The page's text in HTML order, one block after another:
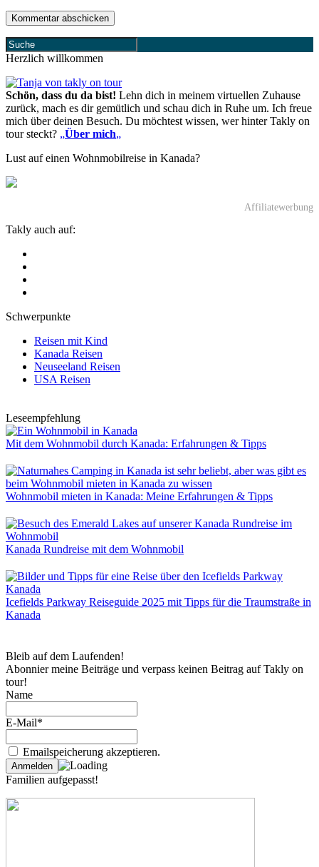
Herzlich willkommen
Schön, dass du da bist! Lehn dich in meinem virtuellen Zuhause
zurück, mach es dir gemütlich und schau dich in Ruhe um. Ich freue
mich über deinen Besuch. Du möchtest wissen, wer hinter Takly on
tour steckt? „Über mich„
Lust auf einen Wohnmobilreise in Kanada?
Affiliatewerbung
Takly auch auf:
Schwerpunkte
Reisen mit Kind
Kanada Reisen
Neuseeland Reisen
USA Reisen
Leseempfehlung
Mit dem Wohnmobil durch Kanada: Erfahrungen & Tipps
Wohnmobil mieten in Kanada: Meine Erfahrungen & Tipps
Kanada Rundreise mit dem Wohnmobil
Icefields Parkway Reiseguide 2025 mit Tipps für die Traumstraße in
Kanada
Bleib auf dem Laufenden!
Abonnier meine Beiträge und verpass keinen Beitrag auf Takly on
tour!
Name
E-Mail*
Emailspeicherung akzeptieren.
Familien aufgepasst!